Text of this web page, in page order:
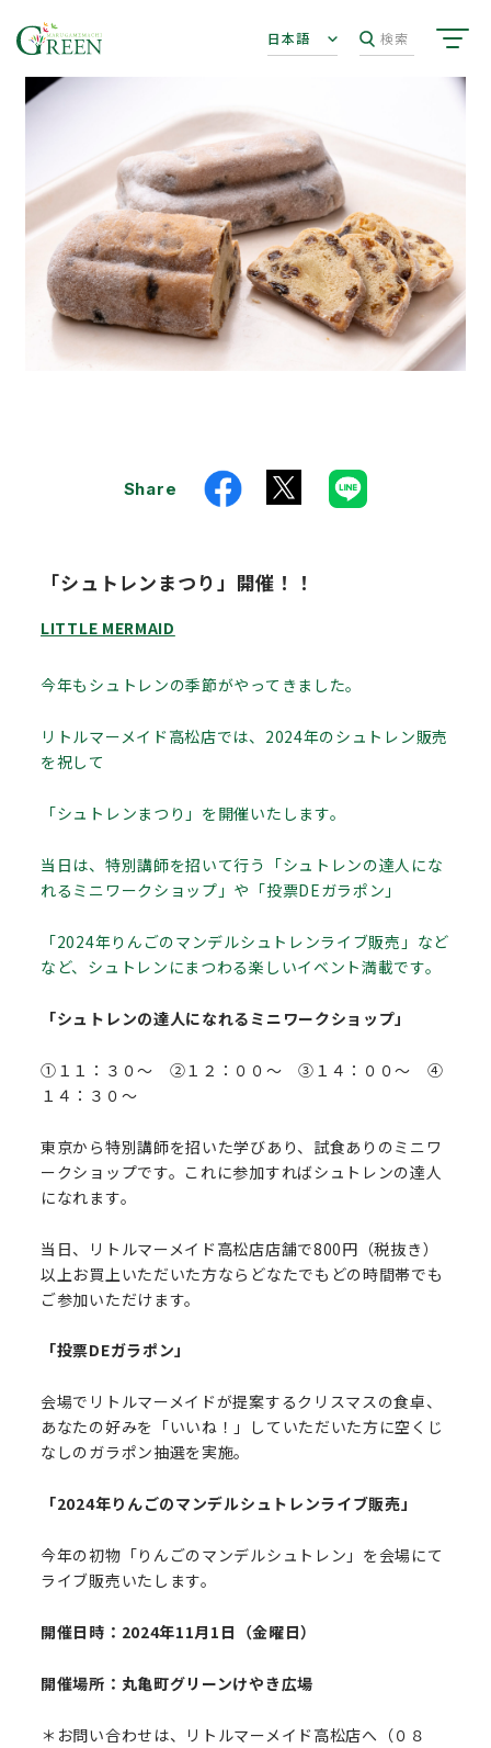
日本語 検索
Share
「シュトレンまつり」開催！！
LITTLE MERMAID
今年もシュトレンの季節がやってきました。
リトルマーメイド高松店では、2024年のシュトレン販売
を祝して
「シュトレンまつり」を開催いたします。
当日は、特別講師を招いて行う「シュトレンの達人にな
れるミニワークショップ」や「投票DEガラポン」
「2024年りんごのマンデルシュトレンライブ販売」など
など、シュトレンにまつわる楽しいイベント満載です。
「シュトレンの達人になれるミニワークショップ」
①１１：３０～ ②１２：００～ ③１４：００～ ④
１４：３０～
東京から特別講師を招いた学びあり、試食ありのミニワ
ークショップです。これに参加すればシュトレンの達人
になれます。
当日、リトルマーメイド高松店店舗で800円（税抜き）
以上お買上いただいた方ならどなたでもどの時間帯でも
ご参加いただけます。
「投票DEガラポン」
会場でリトルマーメイドが提案するクリスマスの食卓、
あなたの好みを「いいね！」していただいた方に空くじ
なしのガラポン抽選を実施。
「2024年りんごのマンデルシュトレンライブ販売」
今年の初物「りんごのマンデルシュトレン」を会場にて
ライブ販売いたします。
開催日時：2024年11月1日（金曜日）
開催場所：丸亀町グリーンけやき広場
＊お問い合わせは、リトルマーメイド高松店へ（０８